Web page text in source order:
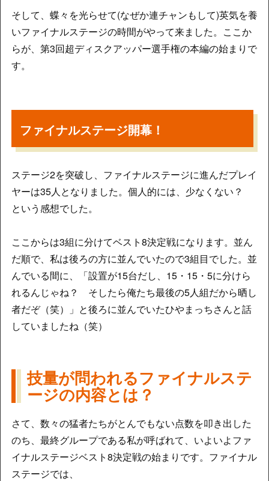
そして、蝶々を光らせて(なぜか連チャンもして)英気を養
いファイナルステージの時間がやって来ました。ここか
らが、第3回超ディスクアッパー選手権の本編の始まりで
す。
ファイナルステージ開幕！
ステージ2を突破し、ファイナルステージに進んだプレイ
ヤーは35人となりました。個人的には、少なくない？
という感想でした。
ここからは3組に分けてベスト8決定戦になります。並ん
だ順で、私は後ろの方に並んでいたので3組目でした。並
んでいる間に、「設置が15台だし、15・15・5に分けら
れるんじゃね？ そしたら俺たち最後の5人組だから晒し
者だぞ（笑）」と後ろに並んでいたひやまっちさんと話
していましたね（笑）
技量が問われるファイナルステ
ージの内容とは？
さて、数々の猛者たちがとんでもない点数を叩き出した
のち、最終グループである私が呼ばれて、いよいよファ
イナルステージベスト8決定戦の始まりです。ファイナル
ステージでは、